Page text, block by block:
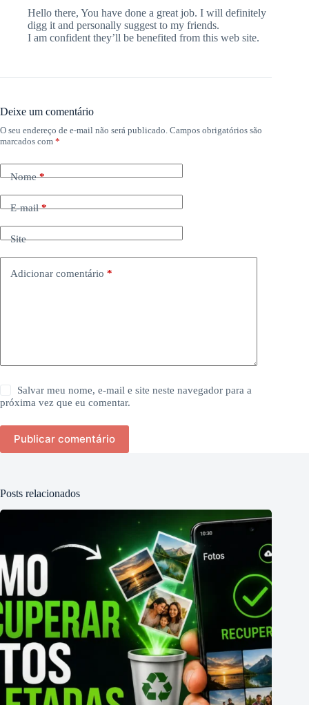
Hello there, You have done a great job. I will definitely
digg it and personally suggest to my friends.
I am confident they’ll be benefited from this web site.
Deixe um comentário
O seu endereço de e-mail não será publicado. Campos obrigatórios são
marcados com *
Nome*
E-mail*
Site
Adicionar comentário *
Salvar meu nome, e-mail e site neste navegador para a
próxima vez que eu comentar.
Publicar comentário
Posts relacionados